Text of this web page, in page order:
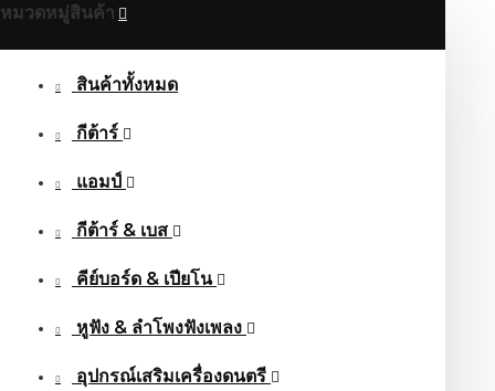
หมวดหมู่สินค้า
สินค้าทั้งหมด
กีต้าร์
แอมป์
กีต้าร์ & เบส
คีย์บอร์ด & เปียโน
หูฟัง & ลําโพงฟังเพลง
อุปกรณ์เสริมเครื่องดนตรี